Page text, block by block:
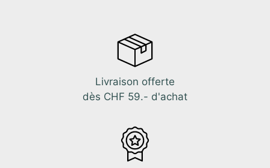
Livraison offerte
dès CHF 59.- d'achat